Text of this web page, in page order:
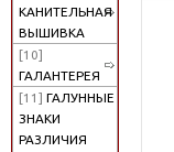
КАНИТЕЛЬНАЯ
ВЫШИВКА
[10]
ГАЛАНТЕРЕЯ
[11] ГАЛУННЫЕ
ЗНАКИ
РАЗЛИЧИЯ